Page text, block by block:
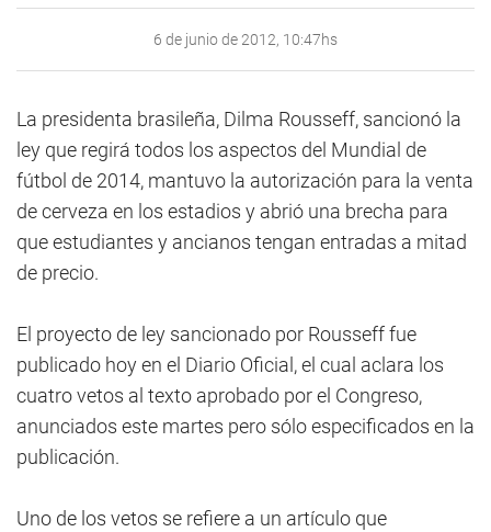
6 de junio de 2012, 10:47hs
La presidenta brasileña, Dilma Rousseff, sancionó la
ley que regirá todos los aspectos del Mundial de
fútbol de 2014, mantuvo la autorización para la venta
de cerveza en los estadios y abrió una brecha para
que estudiantes y ancianos tengan entradas a mitad
de precio.
El proyecto de ley sancionado por Rousseff fue
publicado hoy en el Diario Oficial, el cual aclara los
cuatro vetos al texto aprobado por el Congreso,
anunciados este martes pero sólo especificados en la
publicación.
Uno de los vetos se refiere a un artículo que